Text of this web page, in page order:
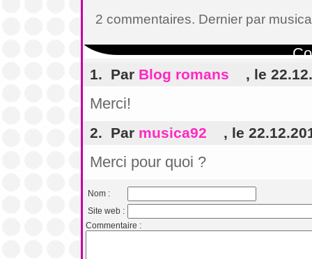
2 commentaires. Dernier par
1. Par Blog romans , le
Merci!
2. Par musica92 , le
Merci pour quoi ?
Nom :
Site web :
Commentaire :